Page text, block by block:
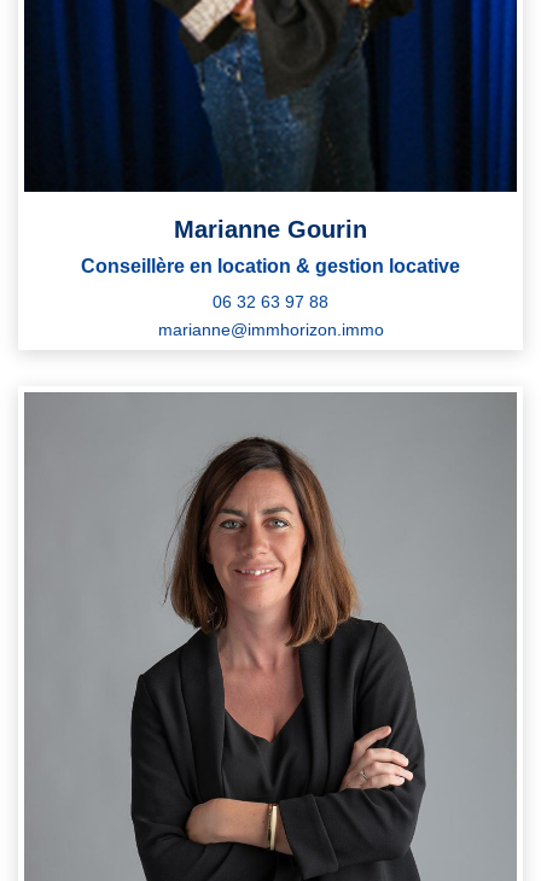
Marianne Gourin
Conseillère en location & gestion locative
06 32 63 97 88
marianne@immhorizon.immo